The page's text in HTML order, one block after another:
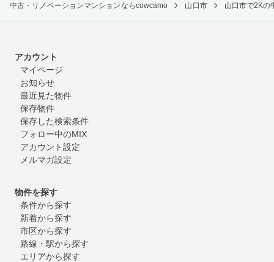
中古・リノベーションマンションならcowcamo 山口市 山口市で2Kの
アカウント
マイページ
お知らせ
最近見た物件
保存物件
保存した検索条件
フォロー中のMIX
アカウント設定
メルマガ設定
物件を探す
条件から探す
新着から探す
市区から探す
路線・駅から探す
エリアから探す